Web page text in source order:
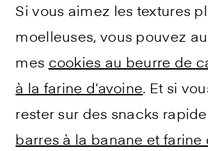
Si vous aimez les textures
moelleuses, vous pouvez
mes cookies au beurre de
à la farine d’avoine. Et si
rester sur des snacks
barres à la banane et farine